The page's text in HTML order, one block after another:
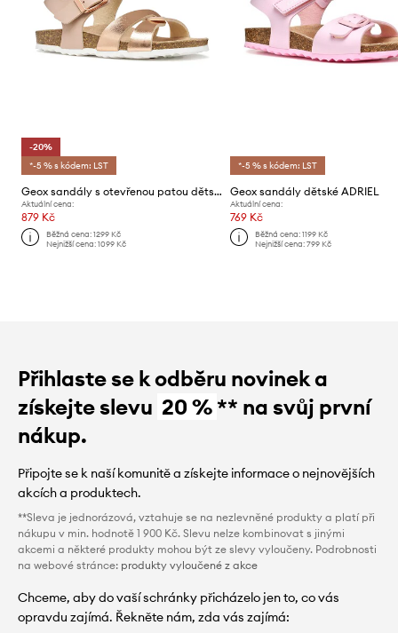
-20%
*-5 % s kódem: LST
Geox sandály s otevřenou patou dětské ADRIEL
Aktuální cena:
879 Kč
Běžná cena:1299 Kč
Nejnižší cena:1099 Kč
*-5 % s kódem: LST
Geox sandály dětské ADRIEL
Aktuální cena:
769 Kč
Běžná cena: 1199 Kč
Nejnižší cena: 799 Kč
Přihlaste se k odběru novinek a
získejte slevu 20 %** na svůj první
nákup.
Připojte se k naší komunitě a získejte informace o nejnovějších
akcích a produktech.
**Sleva je jednorázová, vztahuje se na nezlevněné produkty a platí při
nákupu v min. hodnotě 1 900 Kč. Slevu nelze kombinovat s jinými
akcemi a některé produkty mohou být ze slevy vyloučeny. Podrobnosti
na webové stránce: produkty vyloučené z akce
Chceme, aby do vaší schránky přicházelo jen to, co vás
opravdu zajímá. Řekněte nám, zda vás zajímá: